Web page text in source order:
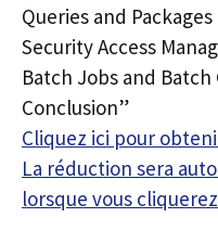
Queries and Packages
Security Access
Batch Jobs and Batch
Conclusion”
Cliquez ici pour
La réduction sera
lorsque vous cliquerez